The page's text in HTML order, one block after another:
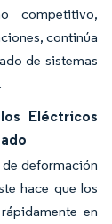
competitivo,
continúa
de sistemas
Eléctricos
de deformación
hace que los
en